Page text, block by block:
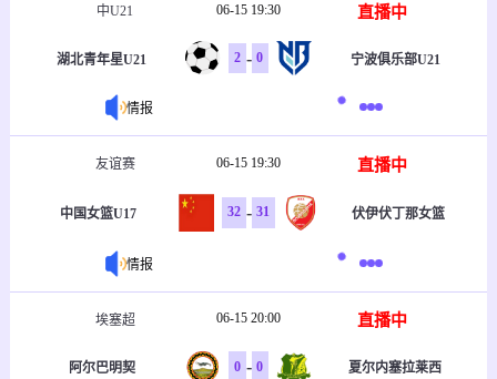
中U21 06-15 19:30 直播中
湖北青年星U21 2 - 0 宁波俱乐部U21
情报
友谊赛 06-15 19:30 直播中
中国女篮U17 32 - 31 伏伊伏丁那女篮
情报
埃塞超 06-15 20:00 直播中
阿尔巴明契 0 - 0 夏尔内塞拉莱西